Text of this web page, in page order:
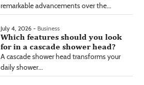
remarkable advancements over the...
July 4, 2026 - Business
Which features should you look
for in a cascade shower head?
A cascade shower head transforms your
daily shower...